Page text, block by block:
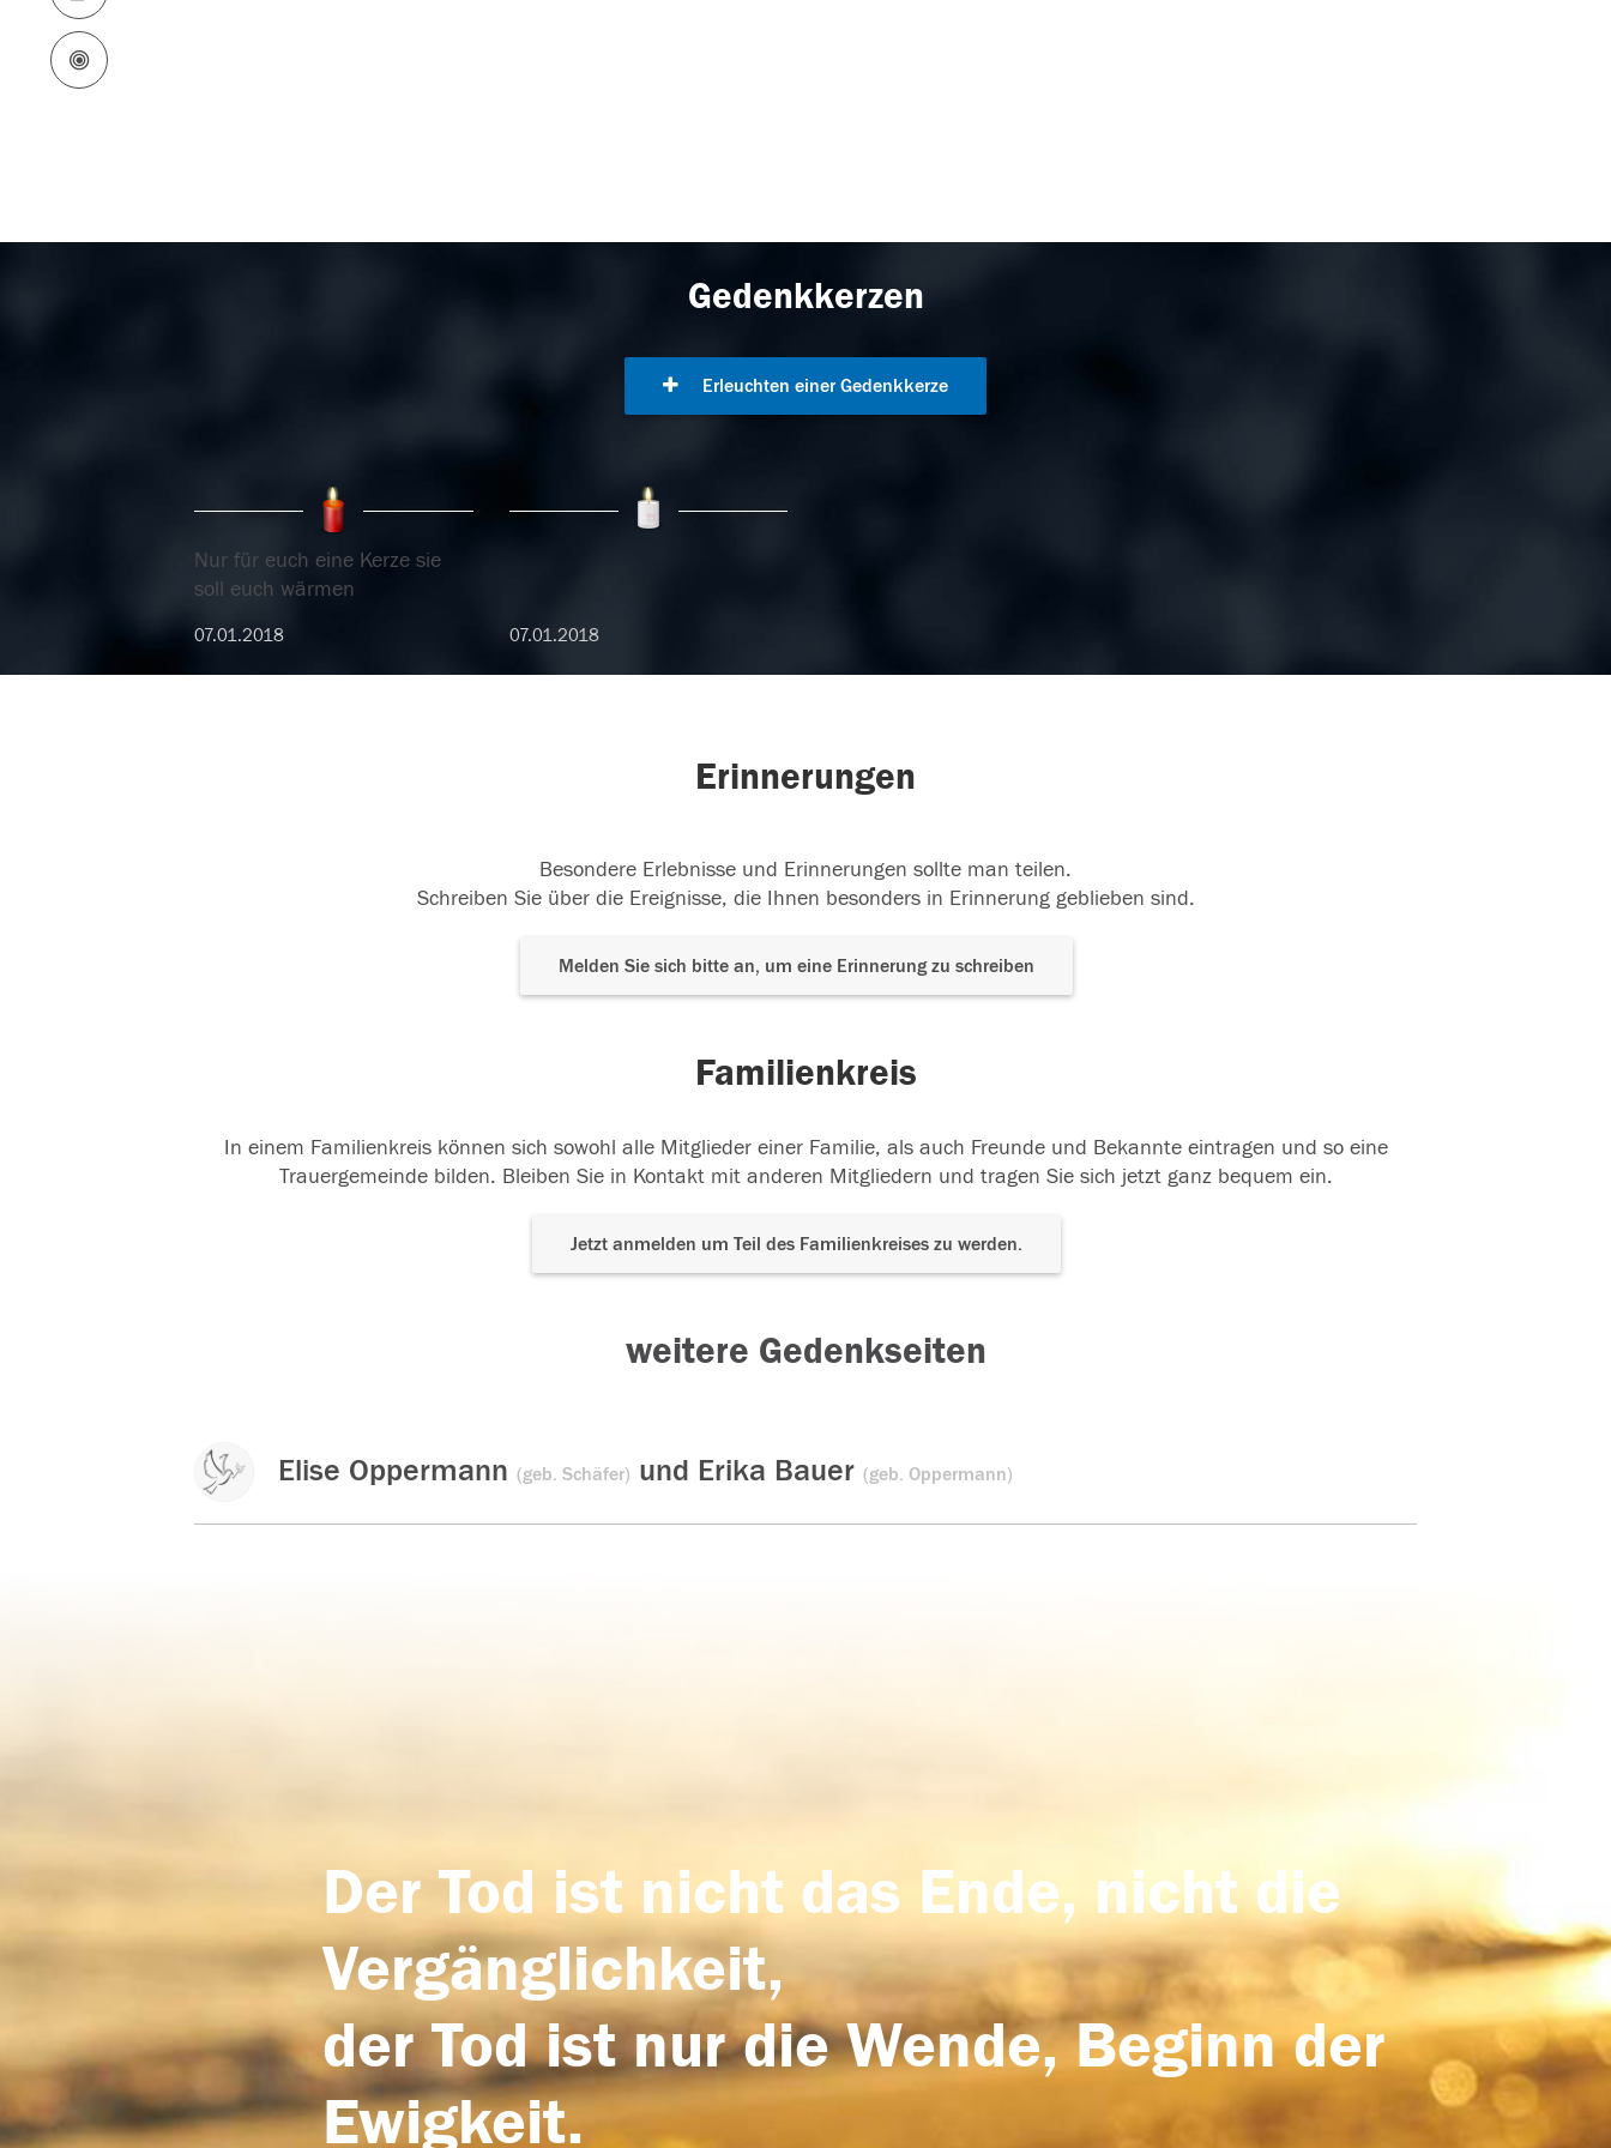
Gedenkkerzen
Erleuchten einer Gedenkkerze
Nur für euch eine Kerze sie
soll euch wärmen
07.01.2018 07.01.2018
Erinnerungen
Besondere Erlebnisse und Erinnerungen sollte man teilen.
Schreiben Sie über die Ereignisse, die Ihnen besonders in Erinnerung geblieben sind.
Melden Sie sich bitte an, um eine Erinnerung zu schreiben
Familienkreis
In einem Familienkreis können sich sowohl alle Mitglieder einer Familie, als auch Freunde und Bekannte eintragen und so eine
Trauergemeinde bilden. Bleiben Sie in Kontakt mit anderen Mitgliedern und tragen Sie sich jetzt ganz bequem ein.
Jetzt anmelden um Teil des Familienkreises zu werden.
weitere Gedenkseiten
Elise Oppermann (geb. Schäfer) und Erika Bauer (geb. Oppermann)
Der Tod ist nicht das Ende, nicht die
Vergänglichkeit,
der Tod ist nur die Wende, Beginn der
Ewigkeit.